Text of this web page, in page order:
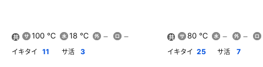
共
100 ℃ 18 ℃
イキタイ 11 サ活 3
共
80 ℃
イキタイ 25 サ活 7